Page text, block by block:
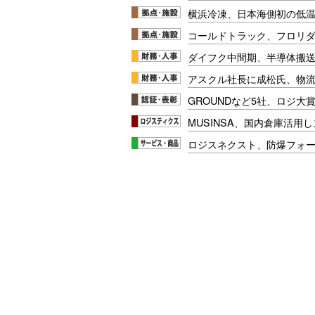
横浜冷凍、日本海側初の低
コールドトラック、フロリ
ダイフク中間期、半導体搬
アスクル社長に成松氏、物
GROUNDなど5社、ロジ大
MUSINSA、国内倉庫活用
ロジスネクスト、防爆フォ